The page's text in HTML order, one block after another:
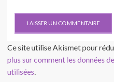
Ce site utilise Akismet pour
plus sur comment les données
utilisées.